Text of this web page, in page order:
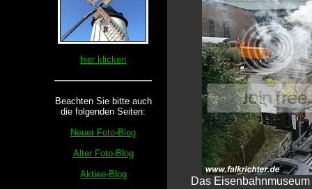
hier klicken
Beachten Sie bitte auch
die folgenden Seiten:
Neuer Foto-Blog
Alter Foto-Blog
Aktien-Blog
Das